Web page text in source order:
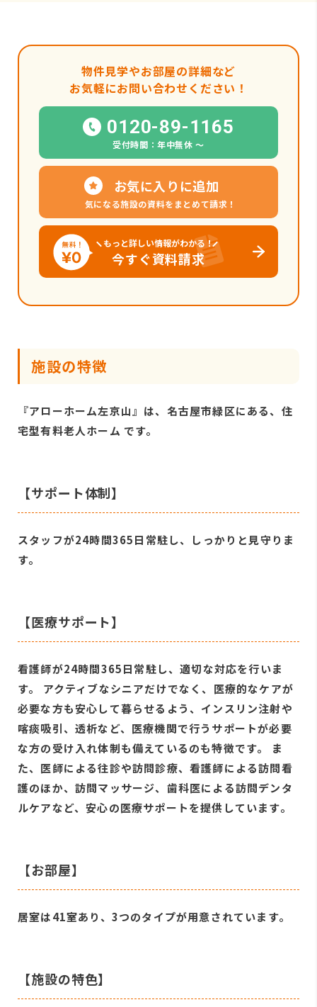
物件見学やお部屋の詳細など
お気軽にお問い合わせください！
0120-89-1165
受付時間：年中無休 〜
お気に入りに追加
気になる施設の資料をまとめて請求！
もっと詳しい情報がわかる！
今すぐ資料請求
施設の特徴
『アローホーム左京山』は、名古屋市緑区にある、住
宅型有料老人ホーム です。
【サポート体制】
スタッフが24時間365日常駐し、しっかりと見守りま
す。
【医療サポート】
看護師が24時間365日常駐し、適切な対応を行いま
す。 アクティブなシニアだけでなく、医療的なケアが
必要な方も安心して暮らせるよう、インスリン注射や
喀痰吸引、透析など、医療機関で行うサポートが必要
な方の受け入れ体制も備えているのも特徴です。 ま
た、医師による往診や訪問診療、看護師による訪問看
護のほか、訪問マッサージ、歯科医による訪問デンタ
ルケアなど、安心の医療サポートを提供しています。
【お部屋】
居室は41室あり、3つのタイプが用意されています。
【施設の特色】